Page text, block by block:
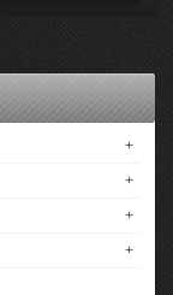
+
+
+
+